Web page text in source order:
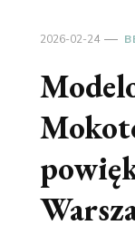
2026-02-24